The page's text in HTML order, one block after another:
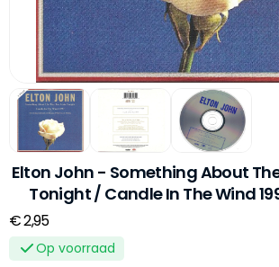
Elton John - Something About
Tonight / Candle In The Wind
€ 2,95
Op voorraad